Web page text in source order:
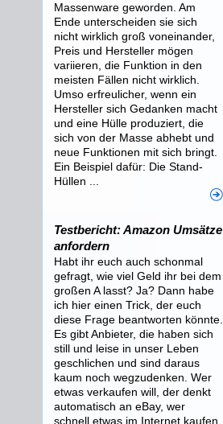
Massenware geworden. Am
Ende unterscheiden sie sich
nicht wirklich groß voneinander,
Preis und Hersteller mögen
variieren, die Funktion in den
meisten Fällen nicht wirklich.
Umso erfreulicher, wenn ein
Hersteller sich Gedanken macht
und eine Hülle produziert, die
sich von der Masse abhebt und
neue Funktionen mit sich bringt.
Ein Beispiel dafür: Die Stand-
Hüllen ...
Testbericht: Amazon Umsätze
anfordern
Habt ihr euch auch schonmal
gefragt, wie viel Geld ihr bei dem
großen A lasst? Ja? Dann habe
ich hier einen Trick, der euch
diese Frage beantworten könnte.
Es gibt Anbieter, die haben sich
still und leise in unser Leben
geschlichen und sind daraus
kaum noch wegzudenken. Wer
etwas verkaufen will, der denkt
automatisch an eBay, wer
schnell etwas im Internet kaufen